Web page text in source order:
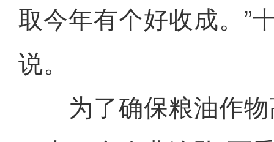
取今年有个好收成。”
说。
为了确保粮油作物